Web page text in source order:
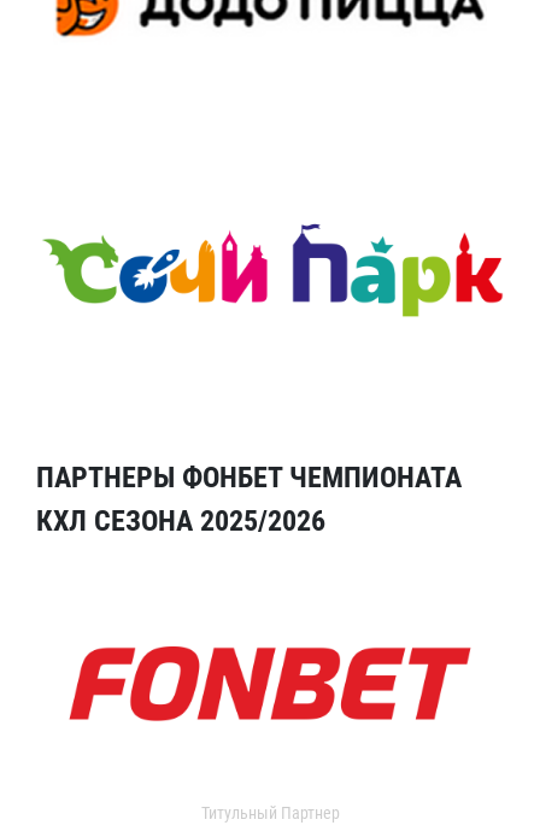
ПАРТНЕРЫ ФОНБЕТ ЧЕМПИОНАТА
КХЛ СЕЗОНА 2025/2026
Титульный Партнер